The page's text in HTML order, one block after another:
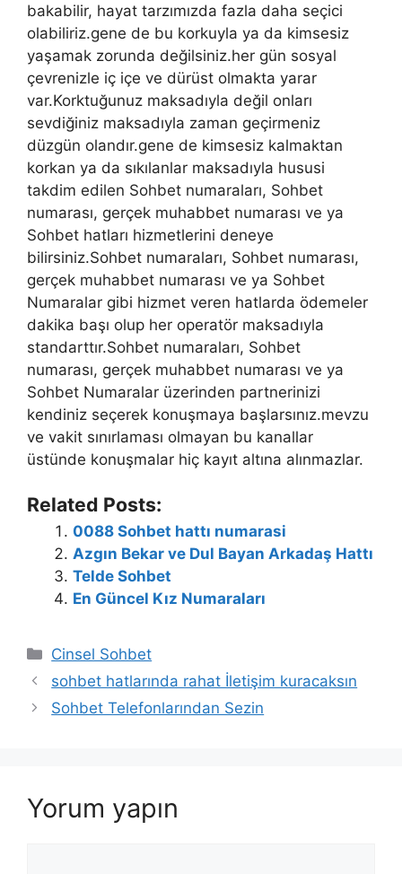
bakabilir, hayat tarzımızda fazla daha seçici
olabiliriz.gene de bu korkuyla ya da kimsesiz
yaşamak zorunda değilsiniz.her gün sosyal
çevrenizle iç içe ve dürüst olmakta yarar
var.Korktuğunuz maksadıyla değil onları
sevdiğiniz maksadıyla zaman geçirmeniz
düzgün olandır.gene de kimsesiz kalmaktan
korkan ya da sıkılanlar maksadıyla hususi
takdim edilen Sohbet numaraları, Sohbet
numarası, gerçek muhabbet numarası ve ya
Sohbet hatları hizmetlerini deneye
bilirsiniz.Sohbet numaraları, Sohbet numarası,
gerçek muhabbet numarası ve ya Sohbet
Numaralar gibi hizmet veren hatlarda ödemeler
dakika başı olup her operatör maksadıyla
standarttır.Sohbet numaraları, Sohbet
numarası, gerçek muhabbet numarası ve ya
Sohbet Numaralar üzerinden partnerinizi
kendiniz seçerek konuşmaya başlarsınız.mevzu
ve vakit sınırlaması olmayan bu kanallar
üstünde konuşmalar hiç kayıt altına alınmazlar.
Related Posts:
0088 Sohbet hattı numarasi
Azgın Bekar ve Dul Bayan Arkadaş Hattı
Telde Sohbet
En Güncel Kız Numaraları
Kategoriler
Cinsel Sohbet
sohbet hatlarında rahat İletişim kuracaksın
Sohbet Telefonlarından Sezin
Yorum yapın